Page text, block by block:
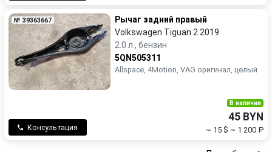
№ 39363667
Рычаг задний правый
Volkswagen Tiguan 2 2019
2.0 л., бензин
5QN505311
Allspace, 4Motion, VAG оригинал, целый
Консультация
В наличии
45 BYN
~ 15 $ ~ 1 200 ₽